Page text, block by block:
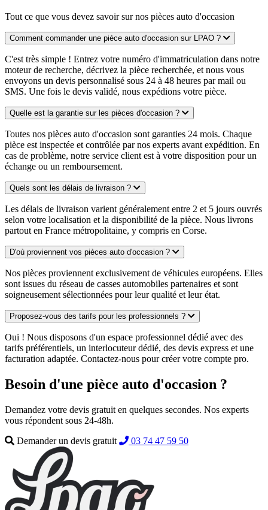
Tout ce que vous devez savoir sur nos pièces auto d'occasion
Comment commander une pièce auto d'occasion sur LPAO ?
C'est très simple ! Entrez votre numéro d'immatriculation dans notre
moteur de recherche, décrivez la pièce recherchée, et nous vous
envoyons un devis personnalisé sous 24 à 48 heures par mail ou
SMS. Une fois le devis validé, nous expédions votre pièce.
Quelle est la garantie sur les pièces d'occasion ?
Toutes nos pièces auto d'occasion sont garanties 24 mois. Chaque
pièce est inspectée et contrôlée par nos experts avant expédition. En
cas de problème, notre service client est à votre disposition pour un
échange ou un remboursement.
Quels sont les délais de livraison ?
Les délais de livraison varient généralement entre 2 et 5 jours ouvrés
selon votre localisation et la disponibilité de la pièce. Nous livrons
partout en France métropolitaine, y compris en Corse.
D'où proviennent vos pièces auto d'occasion ?
Nos pièces proviennent exclusivement de véhicules européens. Elles
sont issues du réseau de casses automobiles partenaires et sont
soigneusement sélectionnées pour leur qualité et leur état.
Proposez-vous des tarifs pour les professionnels ?
Oui ! Nous disposons d'un espace professionnel dédié avec des
tarifs préférentiels, un interlocuteur dédié, des devis express et une
facturation adaptée. Contactez-nous pour créer votre compte pro.
Besoin d'une pièce auto d'occasion ?
Demandez votre devis gratuit en quelques secondes. Nos experts
vous répondent sous 24-48h.
Demander un devis gratuit
03 74 47 59 50